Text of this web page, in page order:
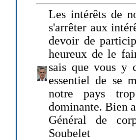
Les intérêts de
s'arrêter aux
devoir de
heureux de le
sais que vous y
essentiel de se
notre pays
dominante. Bien
Général de
Soubelet